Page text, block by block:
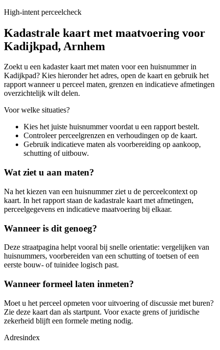
High-intent perceelcheck
Kadastrale kaart met maatvoering voor
Kadijkpad, Arnhem
Zoekt u een kadaster kaart met maten voor een huisnummer in
Kadijkpad? Kies hieronder het adres, open de kaart en gebruik het
rapport wanneer u perceel maten, grenzen en indicatieve afmetingen
overzichtelijk wilt delen.
Voor welke situaties?
Kies het juiste huisnummer voordat u een rapport bestelt.
Controleer perceelgrenzen en verhoudingen op de kaart.
Gebruik indicatieve maten als voorbereiding op aankoop,
schutting of uitbouw.
Wat ziet u aan maten?
Na het kiezen van een huisnummer ziet u de perceelcontext op
kaart. In het rapport staan de kadastrale kaart met afmetingen,
perceelgegevens en indicatieve maatvoering bij elkaar.
Wanneer is dit genoeg?
Deze straatpagina helpt vooral bij snelle orientatie: vergelijken van
huisnummers, voorbereiden van een schutting of toetsen of een
eerste bouw- of tuinidee logisch past.
Wanneer formeel laten inmeten?
Moet u het perceel opmeten voor uitvoering of discussie met buren?
Zie deze kaart dan als startpunt. Voor exacte grens of juridische
zekerheid blijft een formele meting nodig.
Adresindex